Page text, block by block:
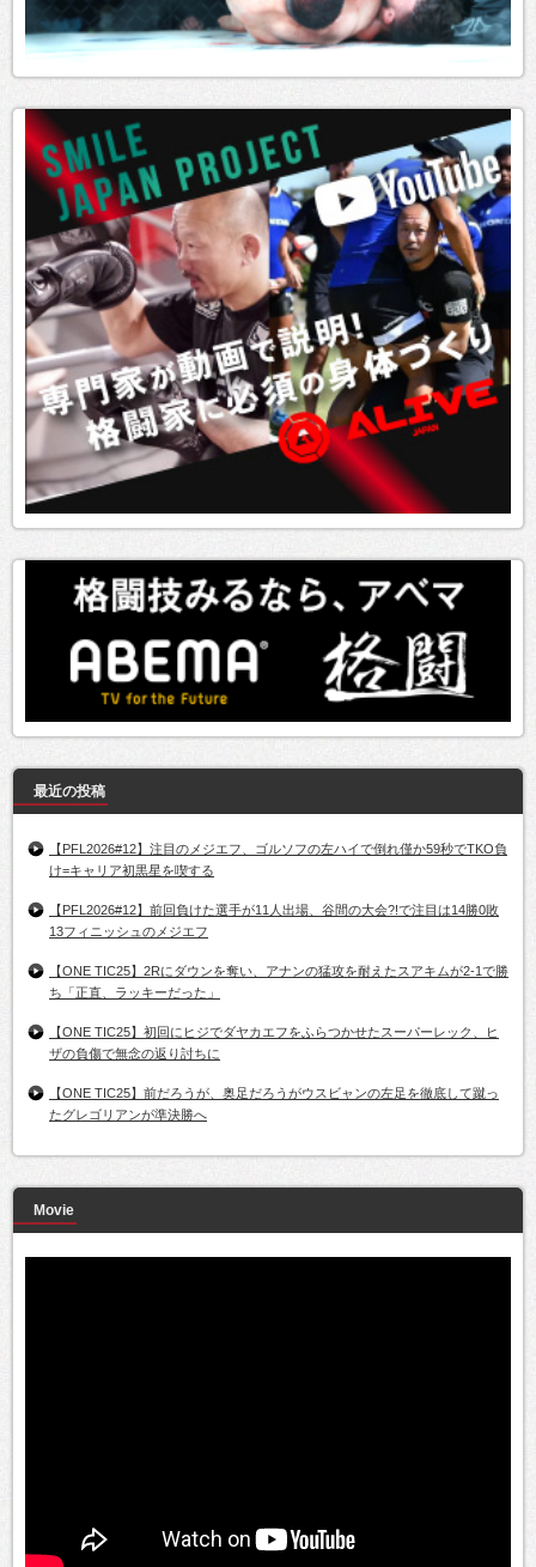
最近の投稿
【PFL2026#12】注目のメジエフ、ゴルソフの左ハイで倒れ僅か59秒でTKO負
け=キャリア初黒星を喫する
【PFL2026#12】前回負けた選手が11人出場、谷間の大会?!で注目は14勝0敗
13フィニッシュのメジエフ
【ONE TIC25】2Rにダウンを奪い、アナンの猛攻を耐えたスアキムが2-1で勝
ち「正直、ラッキーだった」
【ONE TIC25】初回にヒジでダヤカエフをふらつかせたスーパーレック、ヒ
ザの負傷で無念の返り討ちに
【ONE TIC25】前だろうが、奥足だろうがウスビャンの左足を徹底して蹴っ
たグレゴリアンが準決勝へ
Movie